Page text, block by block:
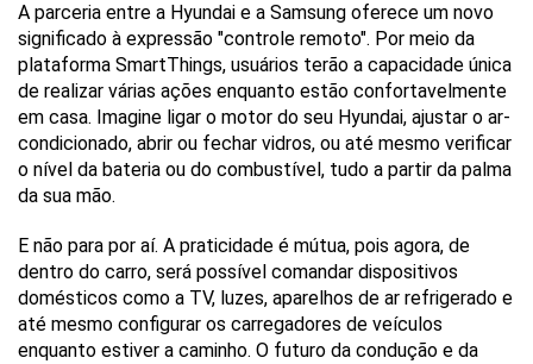
A parceria entre a Hyundai e a Samsung oferece um novo
significado à expressão "controle remoto". Por meio da
plataforma SmartThings, usuários terão a capacidade única
de realizar várias ações enquanto estão confortavelmente
em casa. Imagine ligar o motor do seu Hyundai, ajustar o ar-
condicionado, abrir ou fechar vidros, ou até mesmo verificar
o nível da bateria ou do combustível, tudo a partir da palma
da sua mão.
E não para por aí. A praticidade é mútua, pois agora, de
dentro do carro, será possível comandar dispositivos
domésticos como a TV, luzes, aparelhos de ar refrigerado e
até mesmo configurar os carregadores de veículos
enquanto estiver a caminho. O futuro da condução e da